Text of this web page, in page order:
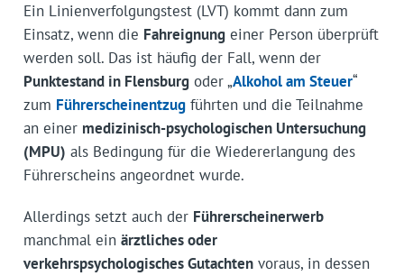
Ein Linienverfolgungstest (LVT) kommt dann zum
Einsatz, wenn die Fahreignungeiner Person überprüft
werden soll. Das ist häufig der Fall, wenn der
Punktestand in Flensburgoder „Alkohol am Steuer“
zum Führerscheinentzugführten und die Teilnahme
an einer medizinisch-psychologischen Untersuchung
(MPU) als Bedingung für die Wiedererlangung des
Führerscheins angeordnet wurde.
Allerdings setzt auch der Führerscheinerwerb
manchmal ein ärztliches oder
verkehrspsychologisches Gutachtenvoraus, in dessen